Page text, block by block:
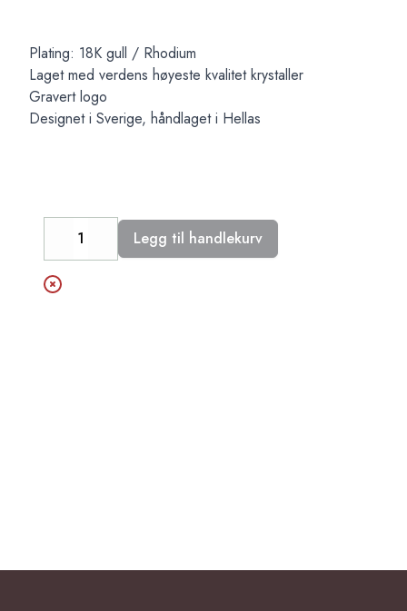
Plating: 18K gull / Rhodium
Laget med verdens høyeste kvalitet krystaller
Gravert logo
Designet i Sverige, håndlaget i Hellas
DecreaseIncreaseLegg til handlekurv